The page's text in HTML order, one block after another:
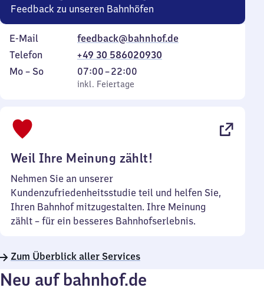
Feedback zu unseren Bahnhöfen
E-Mail
feedback@bahnhof.de
Telefon
+49 30 586020930
Montag
Mo – So,
inkl. Feiertage
07:00–22:00
Von
7
inkl. Feiertage
Weil Ihre Meinung zählt!
Nehmen Sie an unserer
Kundenzufriedenheitsstudie teil und helfen Sie,
Ihren Bahnhof mitzugestalten. Ihre Meinung
zählt – für ein besseres Bahnhofserlebnis.
Zum Überblick aller Services
Neu auf bahnhof.de